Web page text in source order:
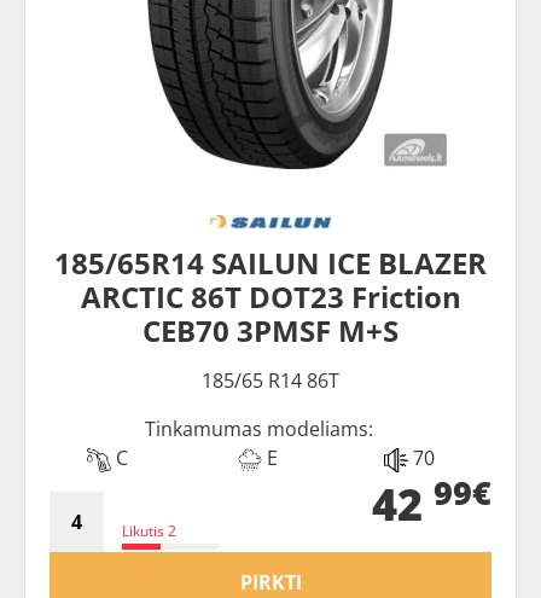
185/65R14 SAILUN ICE BLAZER
ARCTIC 86T DOT23 Friction
CEB70 3PMSF M+S
185/65 R14 86T
Tinkamumas modeliams:
C
E 70
Likutis 2 42 99€
PIRKTI